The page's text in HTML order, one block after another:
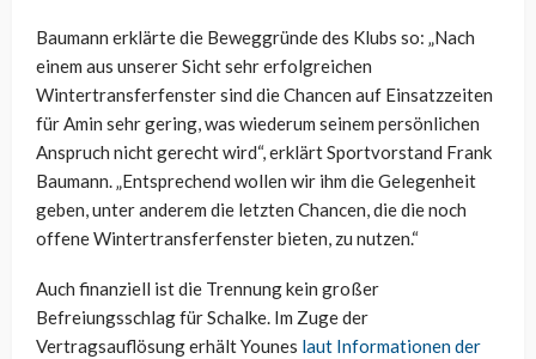
Baumann erklärte die Beweggründe des Klubs so: „Nach
einem aus unserer Sicht sehr erfolgreichen
Wintertransferfenster sind die Chancen auf Einsatzzeiten
für Amin sehr gering, was wiederum seinem persönlichen
Anspruch nicht gerecht wird“, erklärt Sportvorstand Frank
Baumann. „Entsprechend wollen wir ihm die Gelegenheit
geben, unter anderem die letzten Chancen, die die noch
offene Wintertransferfenster bieten, zu nutzen.“
Auch finanziell ist die Trennung kein großer
Befreiungsschlag für Schalke. Im Zuge der
Vertragsauflösung erhält Younes laut Informationen der